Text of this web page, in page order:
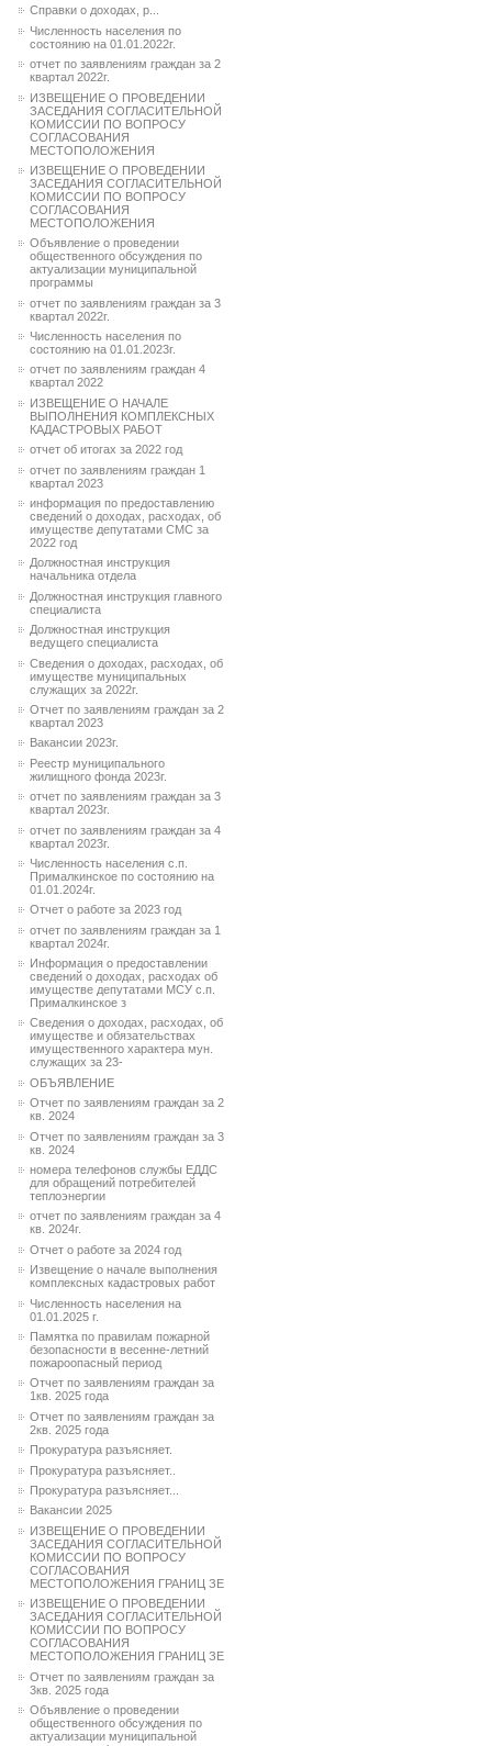
Справки о доходах, р...
Численность населения по
состоянию на 01.01.2022г.
отчет по заявлениям граждан за 2
квартал 2022г.
ИЗВЕЩЕНИЕ О ПРОВЕДЕНИИ
ЗАСЕДАНИЯ СОГЛАСИТЕЛЬНОЙ
КОМИССИИ ПО ВОПРОСУ
СОГЛАСОВАНИЯ
МЕСТОПОЛОЖЕНИЯ
ИЗВЕЩЕНИЕ О ПРОВЕДЕНИИ
ЗАСЕДАНИЯ СОГЛАСИТЕЛЬНОЙ
КОМИССИИ ПО ВОПРОСУ
СОГЛАСОВАНИЯ
МЕСТОПОЛОЖЕНИЯ
Объявление о проведении
общественного обсуждения по
актуализации муниципальной
программы
отчет по заявлениям граждан за 3
квартал 2022г.
Численность населения по
состоянию на 01.01.2023г.
отчет по заявлениям граждан 4
квартал 2022
ИЗВЕЩЕНИЕ О НАЧАЛЕ
ВЫПОЛНЕНИЯ КОМПЛЕКСНЫХ
КАДАСТРОВЫХ РАБОТ
отчет об итогах за 2022 год
отчет по заявлениям граждан 1
квартал 2023
информация по предоставлению
сведений о доходах, расходах, об
имуществе депутатами СМС за
2022 год
Должностная инструкция
начальника отдела
Должностная инструкция главного
специалиста
Должностная инструкция
ведущего специалиста
Сведения о доходах, расходах, об
имуществе муниципальных
служащих за 2022г.
Отчет по заявлениям граждан за 2
квартал 2023
Вакансии 2023г.
Реестр муниципального
жилищного фонда 2023г.
отчет по заявлениям граждан за 3
квартал 2023г.
отчет по заявлениям граждан за 4
квартал 2023г.
Численность населения с.п.
Прималкинское по состоянию на
01.01.2024г.
Отчет о работе за 2023 год
отчет по заявлениям граждан за 1
квартал 2024г.
Информация о предоставлении
сведений о доходах, расходах об
имуществе депутатами МСУ с.п.
Прималкинское з
Сведения о доходах, расходах, об
имуществе и обязательствах
имущественного характера мун.
служащих за 23-
ОБЪЯВЛЕНИЕ
Отчет по заявлениям граждан за 2
кв. 2024
Отчет по заявлениям граждан за 3
кв. 2024
номера телефонов службы ЕДДС
для обращений потребителей
теплоэнергии
отчет по заявлениям граждан за 4
кв. 2024г.
Отчет о работе за 2024 год
Извещение о начале выполнения
комплексных кадастровых работ
Численность населения на
01.01.2025 г.
Памятка по правилам пожарной
безопасности в весенне-летний
пожароопасный период
Отчет по заявлениям граждан за
1кв. 2025 года
Отчет по заявлениям граждан за
2кв. 2025 года
Прокуратура разъясняет.
Прокуратура разъясняет..
Прокуратура разъясняет...
Вакансии 2025
ИЗВЕЩЕНИЕ О ПРОВЕДЕНИИ
ЗАСЕДАНИЯ СОГЛАСИТЕЛЬНОЙ
КОМИССИИ ПО ВОПРОСУ
СОГЛАСОВАНИЯ
МЕСТОПОЛОЖЕНИЯ ГРАНИЦ ЗЕ
ИЗВЕЩЕНИЕ О ПРОВЕДЕНИИ
ЗАСЕДАНИЯ СОГЛАСИТЕЛЬНОЙ
КОМИССИИ ПО ВОПРОСУ
СОГЛАСОВАНИЯ
МЕСТОПОЛОЖЕНИЯ ГРАНИЦ ЗЕ
Отчет по заявлениям граждан за
3кв. 2025 года
Объявление о проведении
общественного обсуждения по
актуализации муниципальной